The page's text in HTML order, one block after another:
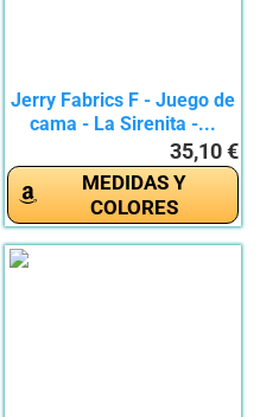
Jerry Fabrics F - Juego de
cama - La Sirenita -...
35,10 €
MEDIDAS Y
COLORES